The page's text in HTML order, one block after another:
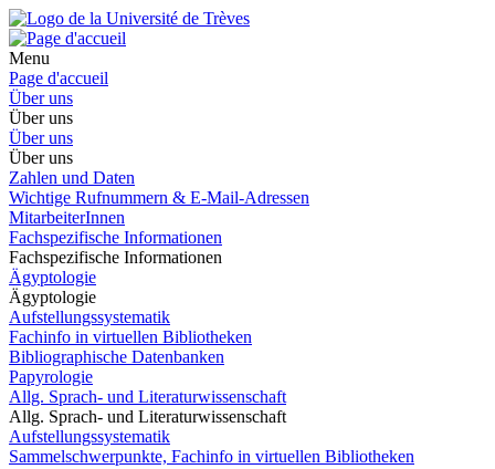
Menu
Page d'accueil
Über uns
Über uns
Über uns
Über uns
Zahlen und Daten
Wichtige Rufnummern & E-Mail-Adressen
MitarbeiterInnen
Fachspezifische Informationen
Fachspezifische Informationen
Ägyptologie
Ägyptologie
Aufstellungssystematik
Fachinfo in virtuellen Bibliotheken
Bibliographische Datenbanken
Papyrologie
Allg. Sprach- und Literaturwissenschaft
Allg. Sprach- und Literaturwissenschaft
Aufstellungssystematik
Sammelschwerpunkte, Fachinfo in virtuellen Bibliotheken